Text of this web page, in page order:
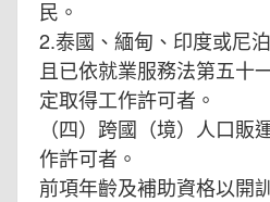
民。
2.泰國、緬甸、印度或尼
且已依就業服務法第五十
定取得工作許可者。
（四）跨國（境）人口販
作許可者。
前項年齡及補助資格以開